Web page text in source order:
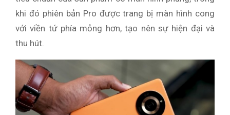
khi đó phiên bản Pro được trang bị màn hình cong
với viền tứ phía mỏng hơn, tạo nên sự hiện đại và
thu hút.